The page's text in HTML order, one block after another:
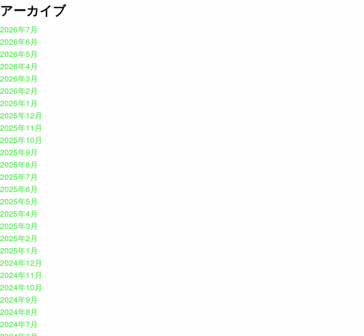
アーカイブ
2026年7月
2026年6月
2026年5月
2026年4月
2026年3月
2026年2月
2026年1月
2025年12月
2025年11月
2025年10月
2025年9月
2025年8月
2025年7月
2025年6月
2025年5月
2025年4月
2025年3月
2025年2月
2025年1月
2024年12月
2024年11月
2024年10月
2024年9月
2024年8月
2024年7月